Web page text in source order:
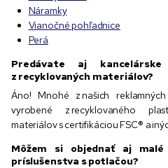
Náramky
Vianočné pohľadnice
Perá
Predávate aj kancelárske
z recyklovaných materiálov?
Áno! Mnohé z našich
vyrobené z recyklovaného
materiálov s certifikáciou FSC® a
Môžem si objednať aj malé
príslušenstva s potlačou?